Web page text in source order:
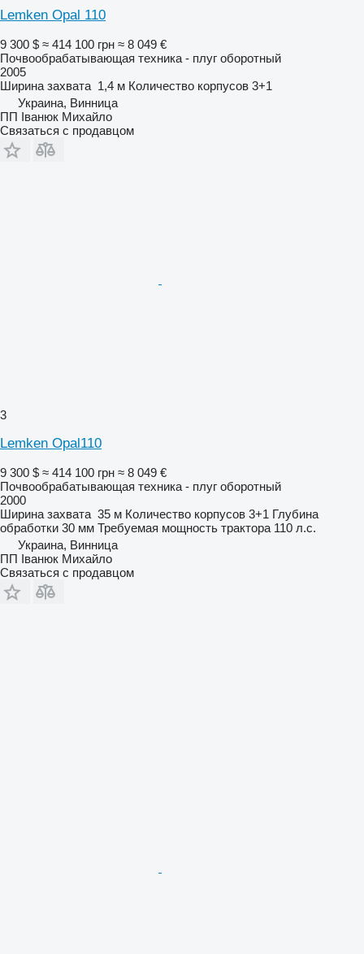
Lemken Opal 110
9 300 $ ≈ 414 100 грн ≈ 8 049 €
Почвообрабатывающая техника - плуг оборотный
2005
Ширина захвата 1,4 м Количество корпусов 3+1
Украина, Винница
ПП Іванюк Михайло
Связаться с продавцом
3
Lemken Opal110
9 300 $ ≈ 414 100 грн ≈ 8 049 €
Почвообрабатывающая техника - плуг оборотный
2000
Ширина захвата 35 м Количество корпусов 3+1 Глубина
обработки 30 мм Требуемая мощность трактора 110 л.с.
Украина, Винница
ПП Іванюк Михайло
Связаться с продавцом